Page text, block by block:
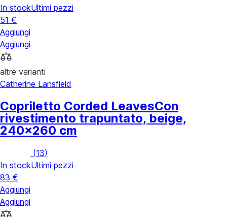
In stockUltimi pezzi
51 €
Aggiungi
Aggiungi
altre varianti
Catherine Lansfield
Copriletto Corded LeavesCon
rivestimento trapuntato, beige,
240x260 cm
(13)
In stockUltimi pezzi
83 €
Aggiungi
Aggiungi